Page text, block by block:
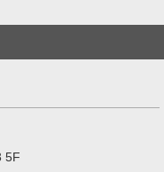
5F